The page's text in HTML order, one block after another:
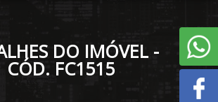
DO IMÓVEL -
CÓD. FC1515